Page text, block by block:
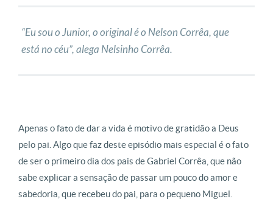
“Eu sou o Junior, o original é o Nelson Corrêa, que
está no céu”, alega Nelsinho Corrêa.
Apenas o fato de dar a vida é motivo de gratidão a Deus
pelo pai. Algo que faz deste episódio mais especial é o fato
de ser o primeiro dia dos pais de Gabriel Corrêa, que não
sabe explicar a sensação de passar um pouco do amor e
sabedoria, que recebeu do pai, para o pequeno Miguel.